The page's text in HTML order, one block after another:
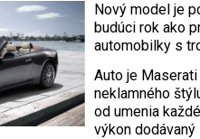
Nový model je
budúci rok ako
automobilky s
Auto je
neklamného
od umenia
výkon dodávaný